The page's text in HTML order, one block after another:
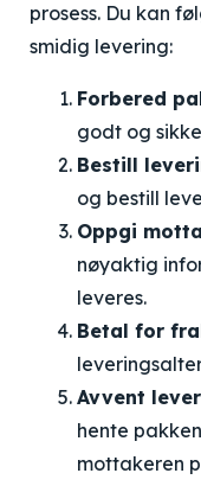
prosess. Du kan
smidig levering:
Forbered
godt og
Bestill
og bestill
Oppgi
nøyaktig
leveres.
Betal for
Avvent
hente
mottakeren